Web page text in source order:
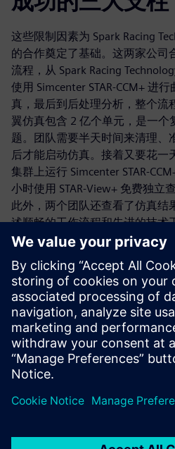
这些限制因素为 Spark Racing
的合作奠定了基础。这两家公司
流程，从 Spark Racing
使用 Simcenter STAR-CCM+ 进
真，最后到后处理分析，整个流
翼仿真包含 2 亿个单元，是一个
题。团队需要半天时间来清理、
后才能启动仿真。接着又要花一
集群上运行 Simcenter STAR-
小时使用 STAR-View+ 免费独立
此外，两个团队还查看了仿真结
述顺畅的工作流程和先进的技术
节就只剩下为下次设计更改进行
按照该流程，AOTECH 团队马
并于 2016 年 2 月完成了对 Spark
析。所获得的设计不仅具有未来
性能目标，同时满足可制造性和
队的专业知识、密切的协同关系
功的三大支柱。随后即可投产并
系列赛第三赛季的赛车。